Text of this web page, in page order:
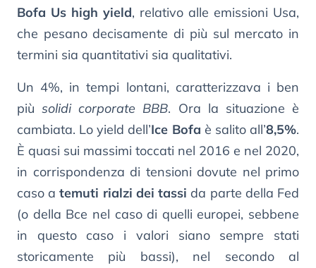
Bofa Us high yield, relativo alle emissioni Usa,
che pesano decisamente di più sul mercato in
termini sia quantitativi sia qualitativi.
Un 4%, in tempi lontani, caratterizzava i ben
piùsolidi corporate BBB. Ora la situazione è
cambiata. Lo yield dell’Ice Bofa è salito all’8,5%.
È quasi sui massimi toccati nel 2016 e nel 2020,
in corrispondenza di tensioni dovute nel primo
caso atemuti rialzi dei tassi da parte della Fed
(o della Bce nel caso di quelli europei, sebbene
in questo caso i valori siano sempre stati
storicamente più bassi), nel secondo al